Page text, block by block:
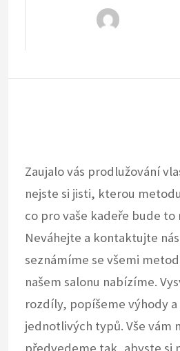
Zaujalo vás prodlužování
nejste si jisti, kterou
co pro vaše kadeře bude to
Neváhejte a kontaktujte
seznámíme se všemi
našem salonu nabízíme.
rozdíly, popíšeme výhody
jednotlivých typů. Vše vám